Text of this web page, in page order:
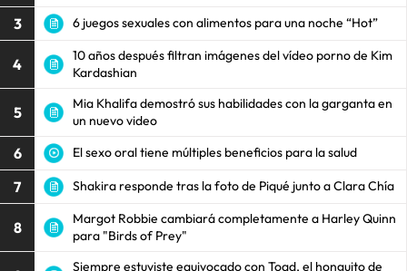
3 6 juegos sexuales con alimentos para una noche “Hot”
4
10 años después filtran imágenes del vídeo porno de Kim
Kardashian
5
Mia Khalifa demostró sus habilidades con la garganta en
un nuevo video
6 El sexo oral tiene múltiples beneficios para la salud
7 Shakira responde tras la foto de Piqué junto a Clara Chía
8
Margot Robbie cambiará completamente a Harley Quinn
para "Birds of Prey"
Siempre estuviste equivocado con Toad, el honguito de